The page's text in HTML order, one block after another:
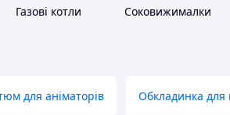
Газові котли Соковижималки
для аніматорів Обкладинка для